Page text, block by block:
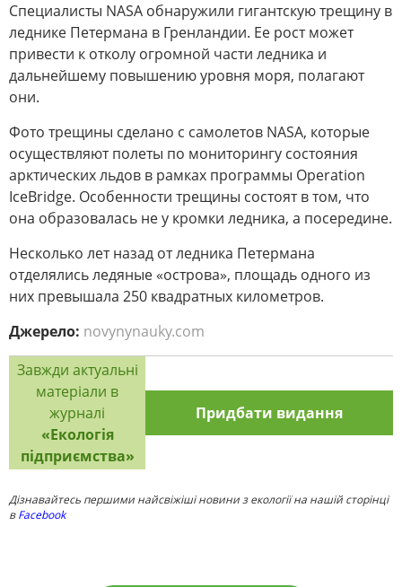
Специалисты NASA обнаружили гигантскую трещину в
леднике Петермана в Гренландии. Ее рост может
привести к отколу огромной части ледника и
дальнейшему повышению уровня моря, полагают
они.
Фото трещины сделано с самолетов NASA, которые
осуществляют полеты по мониторингу состояния
арктических льдов в рамках программы Operation
IceBridge. Особенности трещины состоят в том, что
она образовалась не у кромки ледника, а посередине.
Несколько лет назад от ледника Петермана
отделялись ледяные «острова», площадь одного из
них превышала 250 квадратных километров.
Джерело: novynynauky.com
Завжди актуальні
матеріали в
журналі
«Екологія
підприємства»
Придбати видання
Дізнавайтесь першими найсвіжіші новини з екології на нашій сторінці
вFacebook